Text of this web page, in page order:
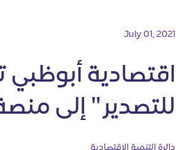
July 01, 2021
اقتصادية
للتصدير" إلى